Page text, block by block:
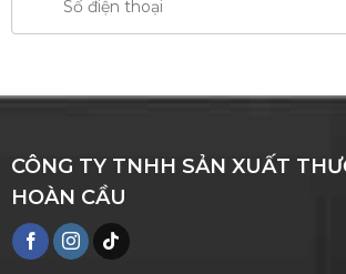
CÔNG TY TNHH SẢN XUẤT
HOÀN CẦU